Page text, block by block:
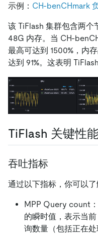
示例： CH-benCHmark
该 TiFlash 集群包含两个
48G 内存。当 CH-
最高可达到 1500%，内
达到 91%。这表明
TiFlash 关键性
吞吐指标
通过以下指标，你可以了
MPP Query count
的瞬时值，表示当
询数量（包括正在处